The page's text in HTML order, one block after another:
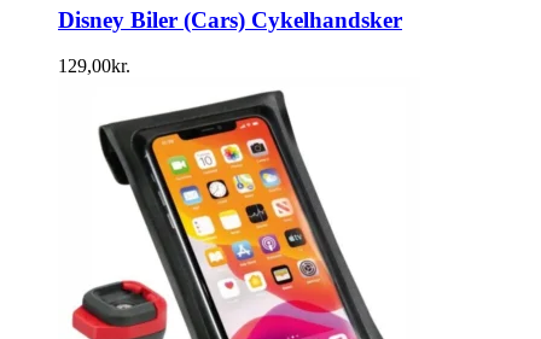
Disney Biler (Cars) Cykelhandsker
129,00kr.